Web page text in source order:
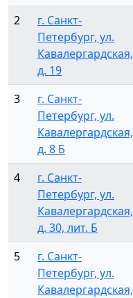
2
г. Санкт-
Петербург, ул.
Кавалергардская,
д. 19
3
г. Санкт-
Петербург, ул.
Кавалергардская,
д. 8 Б
4
г. Санкт-
Петербург, ул.
Кавалергардская,
д. 30, лит. Б
5
г. Санкт-
Петербург, ул.
Кавалергардская,